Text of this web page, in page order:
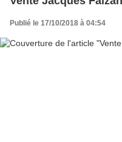
Publié le 17/10/2018 à 04:54